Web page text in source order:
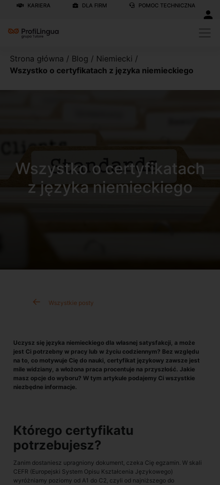
KARIERA DLA FIRM POMOC TECHNICZNA
Strona główna / Blog / Niemiecki /
Wszystko o certyfikatach z języka niemieckiego
Wszystko o certyfikatach
z języka niemieckiego
Wszystkie posty
Uczysz się języka niemieckiego dla własnej satysfakcji, a może
jest Ci potrzebny w pracy lub w życiu codziennym? Bez względu
na to, co motywuje Cię do nauki, certyfikat językowy zawsze jest
mile widziany, a włożona praca procentuje na przyszłość. Jakie
masz opcje do wyboru? W tym artykule podajemy Ci wszystkie
niezbędne informacje.
Którego certyfikatu
potrzebujesz?
Zanim dostaniesz upragniony dokument, czeka Cię egzamin. W skali
CEFR (Europejski System Opisu Kształcenia Językowego)
wyróżniamy poziomy od A1 do C2, czyli od najniższego do